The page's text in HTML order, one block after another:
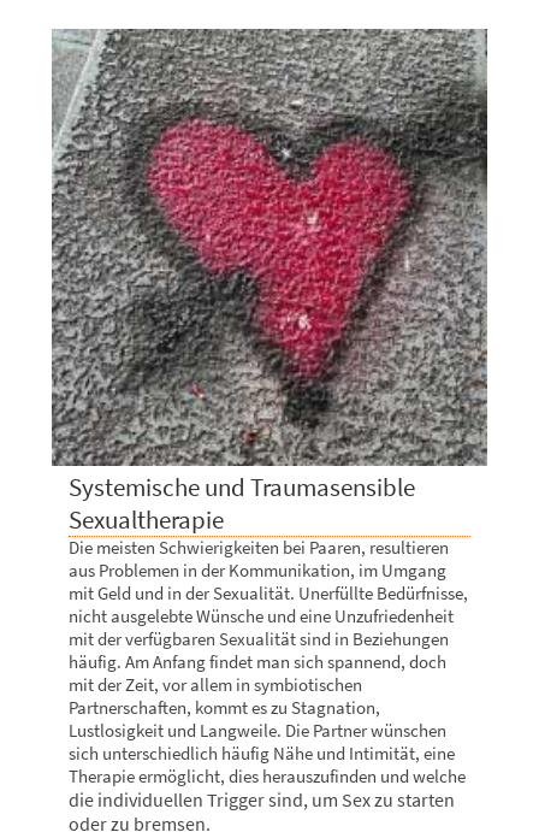
Systemische und Traumasensible
Sexualtherapie
Die meisten Schwierigkeiten bei Paaren, resultieren
aus Problemen in der Kommunikation, im Umgang
mit Geld und in der Sexualität. Unerfüllte Bedürfnisse,
nicht ausgelebte Wünsche und eine Unzufriedenheit
mit der verfügbaren Sexualität sind in Beziehungen
häufig. Am Anfang findet man sich spannend, doch
mit der Zeit, vor allem in symbiotischen
Partnerschaften, kommt es zu Stagnation,
Lustlosigkeit und Langweile. Die Partner wünschen
sich unterschiedlich häufig Nähe und Intimität, eine
Therapie ermöglicht, dies herauszufinden und welche
die individuellen Trigger sind, um Sex zu starten
oder zu bremsen.